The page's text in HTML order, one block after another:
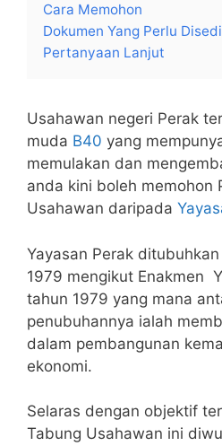
Cara Memohon
Dokumen Yang Perlu
Pertanyaan Lanjut
Usahawan negeri Perak
muda B40 yang
memulakan dan
anda kini boleh memohon
Usahawan daripada
Yayasan Perak
1979 mengikut Enakmen
tahun 1979 yang mana
penubuhannya ialah
dalam pembangunan
ekonomi.
Selaras dengan objektif
Tabung Usahawan ini